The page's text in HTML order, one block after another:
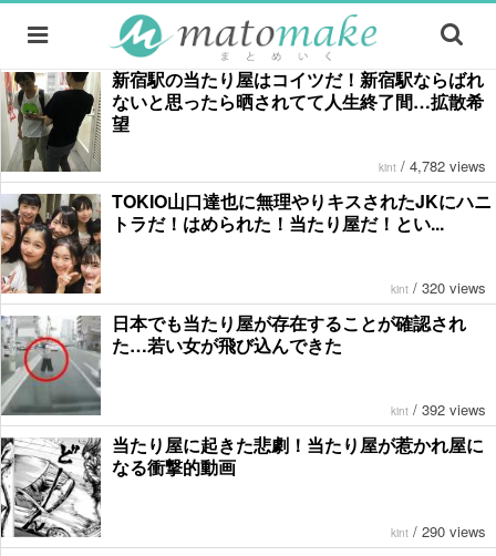
新宿駅の当たり屋はコイツだ！新宿駅ならばれ
ないと思ったら晒されてて人生終了間…拡散希
望
kint / 4,782 views
TOKIO山口達也に無理やりキスされたJKにハニ
トラだ！はめられた！当たり屋だ！とい...
kint / 320 views
日本でも当たり屋が存在することが確認され
た…若い女が飛び込んできた
kint / 392 views
当たり屋に起きた悲劇！当たり屋が惹かれ屋に
なる衝撃的動画
kint / 290 views